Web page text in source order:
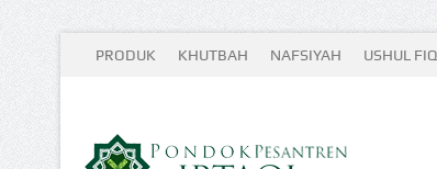
PRODUK KHUTBAH NAFSIYAH USHUL